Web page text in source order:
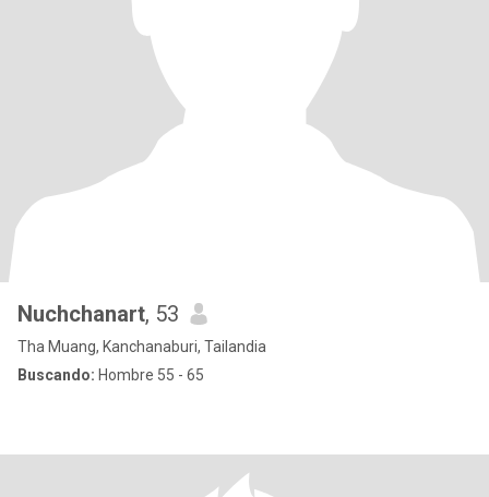
Nuchchanart, 53
Tha Muang, Kanchanaburi, Tailandia
Buscando: Hombre 55 - 65